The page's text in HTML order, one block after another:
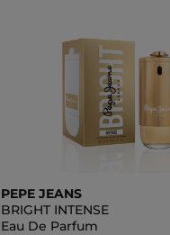
PEPE JEANS
BRIGHT INTENSE
Eau De Parfum